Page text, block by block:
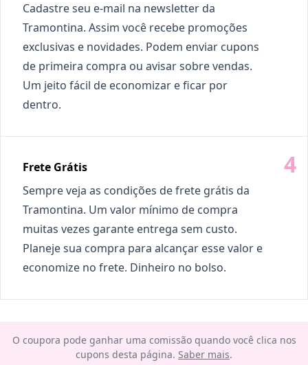
Cadastre seu e-mail na newsletter da
Tramontina. Assim você recebe promoções
exclusivas e novidades. Podem enviar cupons
de primeira compra ou avisar sobre vendas.
Um jeito fácil de economizar e ficar por
dentro.
Frete Grátis
Sempre veja as condições de frete grátis da
Tramontina. Um valor mínimo de compra
muitas vezes garante entrega sem custo.
Planeje sua compra para alcançar esse valor e
economize no frete. Dinheiro no bolso.
O coupora pode ganhar uma comissão quando você clica nos
cupons desta página. Saber mais.